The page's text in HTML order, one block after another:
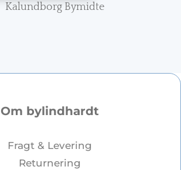
Kalundborg Bymidte
Om bylindhardt
Fragt & Levering
Returnering